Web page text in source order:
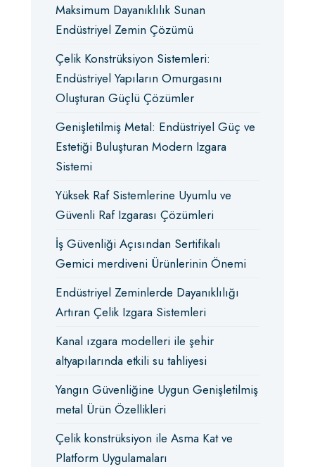
Maksimum Dayanıklılık Sunan
Endüstriyel Zemin Çözümü
Çelik Konstrüksiyon Sistemleri:
Endüstriyel Yapıların Omurgasını
Oluşturan Güçlü Çözümler
Genişletilmiş Metal: Endüstriyel Güç ve
Estetiği Buluşturan Modern Izgara
Sistemi
Yüksek Raf Sistemlerine Uyumlu ve
Güvenli Raf Izgarası Çözümleri
İş Güvenliği Açısından Sertifikalı
Gemici merdiveni Ürünlerinin Önemi
Endüstriyel Zeminlerde Dayanıklılığı
Artıran Çelik Izgara Sistemleri
Kanal ızgara modelleri ile şehir
altyapılarında etkili su tahliyesi
Yangın Güvenliğine Uygun Genişletilmiş
metal Ürün Özellikleri
Çelik konstrüksiyon ile Asma Kat ve
Platform Uygulamaları